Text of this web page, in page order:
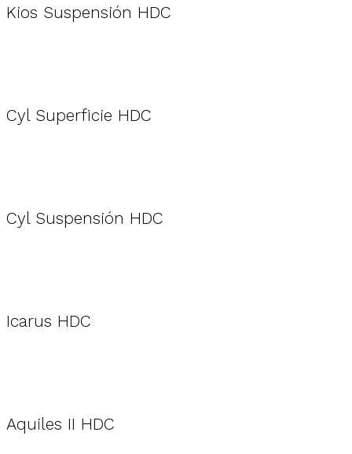
Kios Suspensión HDC
Cyl Superficie HDC
Cyl Suspensión HDC
Icarus HDC
Aquiles II HDC